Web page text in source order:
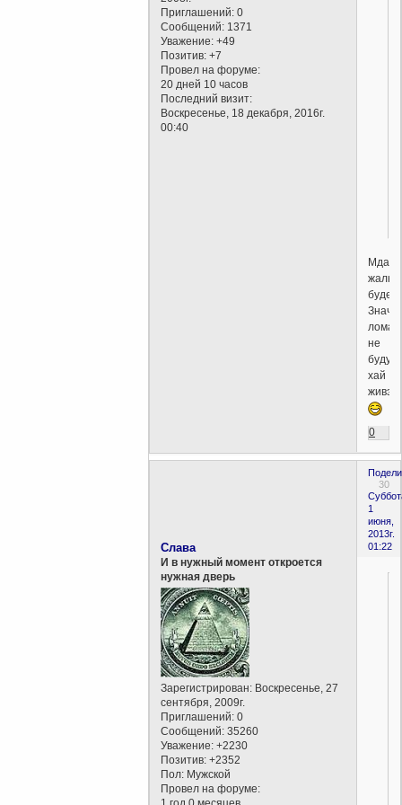
Приглашений: 0
Сообщений: 1371
Уважение: +49
Позитив: +7
Провел на форуме:
20 дней 10 часов
Последний визит:
Воскресенье, 18 декабря, 2016г.
00:40
Мда,
жалко
будет.
не
буду,
хай
живэ.
0
30
1
июня,
2013г.
01:22
Слава
И в нужный момент откроется
нужная дверь
Зарегистрирован: Воскресенье, 27
сентября, 2009г.
Приглашений: 0
Сообщений: 35260
Уважение: +2230
Позитив: +2352
Пол: Мужской
Провел на форуме: